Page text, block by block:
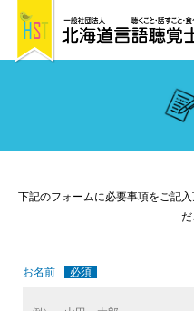
下記のフォームに必要事項をご記
だ
お名前 必須